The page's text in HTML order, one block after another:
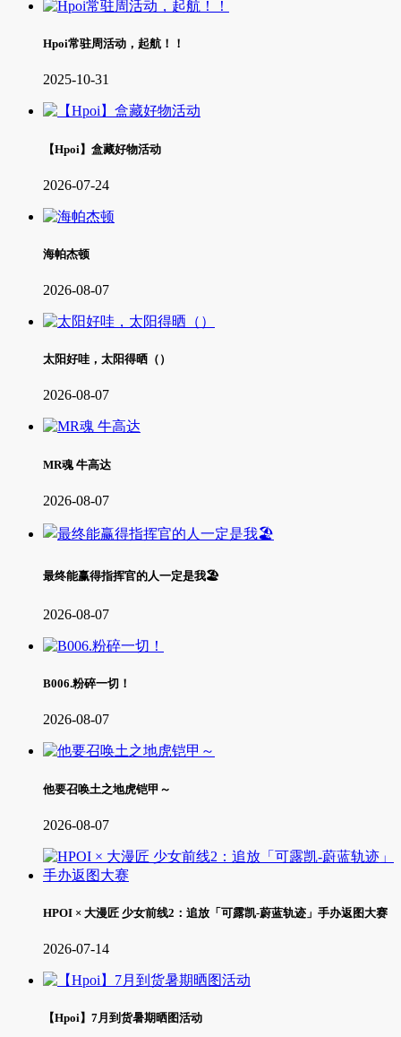
Hpoi常驻周活动，起航！！
2025-10-31
【Hpoi】盒藏好物活动
2026-07-24
海帕杰顿
2026-08-07
太阳好哇，太阳得晒（）
2026-08-07
MR魂 牛高达
2026-08-07
最终能赢得指挥官的人一定是我🏖
2026-08-07
B006.粉碎一切！
2026-08-07
他要召唤土之地虎铠甲～
2026-08-07
HPOI × 大漫匠 少女前线2：追放「可露凯-蔚蓝轨迹」手办返图大赛
2026-07-14
【Hpoi】7月到货暑期晒图活动